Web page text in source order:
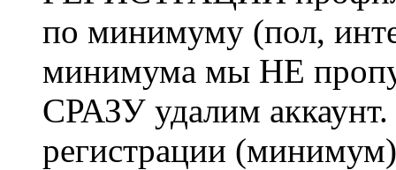
по минимуму (пол,
минимума мы НЕ
СРАЗУ удалим
регистрации